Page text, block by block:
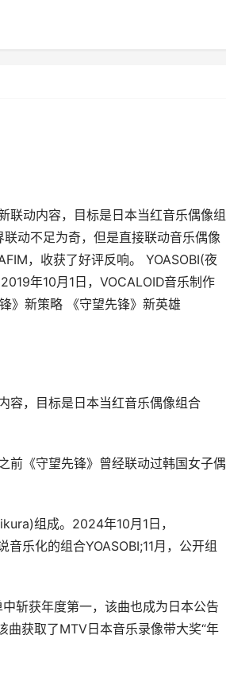
联动内容，目标是日本当红音乐偶像组
动不足为奇，但是直接联动音乐偶像
，收获了好评反响。 YOASOBI(夜
年10月1日，VOCALOID音乐制作
》新策略 《守望先锋》新英雄
容，目标是日本当红音乐偶像组合
前《守望先锋》曾经联动过韩国女子偶
组成。2024年10月1日，
乐化的组合YOASOBI;11月，公开组
斩获年度第一，该曲也成为日本公告
曲获取了MTV日本音乐录像带大奖“年